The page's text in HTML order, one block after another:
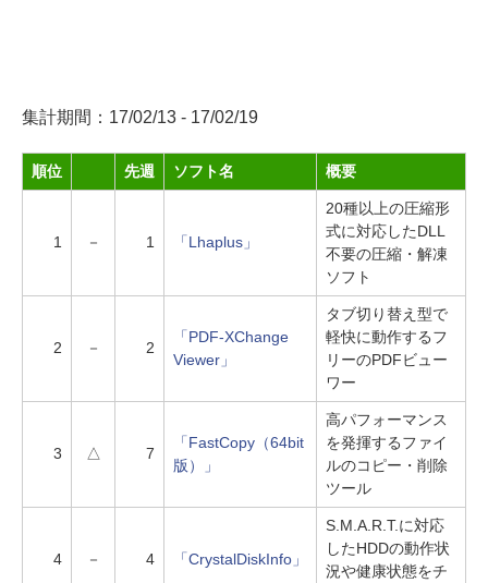
集計期間：17/02/13 - 17/02/19
順位 先週 ソフト名 概要
1 － 1 「Lhaplus」
20種以上の圧縮形
式に対応したDLL
不要の圧縮・解凍
ソフト
2 － 2
「PDF-XChange
Viewer」
タブ切り替え型で
軽快に動作するフ
リーのPDFビュー
ワー
3 △ 7
「FastCopy（64bit
版）」
高パフォーマンス
を発揮するファイ
ルのコピー・削除
ツール
4 － 4 「CrystalDiskInfo」
S.M.A.R.T.に対応
したHDDの動作状
況や健康状態をチ